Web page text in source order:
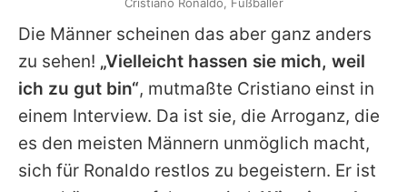
Die Männer scheinen das aber ganz anders
zu sehen! „Vielleicht hassen sie mich, weil
ich zu gut bin“, mutmaßte Cristiano einst in
einem Interview. Da ist sie, die Arroganz, die
es den meisten Männern unmöglich macht,
sich für Ronaldo restlos zu begeistern. Er ist